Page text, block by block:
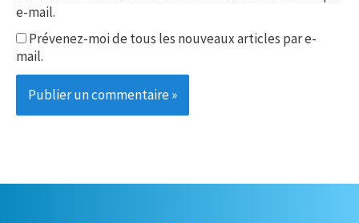
e-mail.
Prévenez-moi de tous les nouveaux articles par e-
mail.